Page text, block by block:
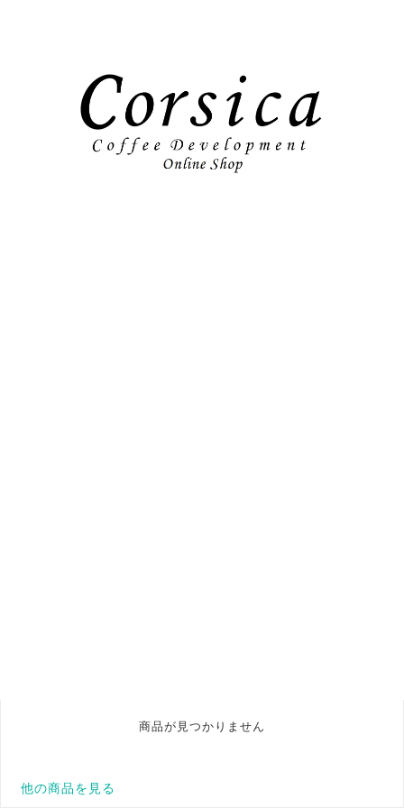
商品が見つかりません
他の商品を見る